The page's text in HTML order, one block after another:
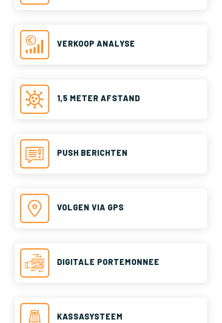
VERKOOP ANALYSE
1,5 METER AFSTAND
PUSH BERICHTEN
VOLGEN VIA GPS
DIGITALE PORTEMONNEE
KASSASYSTEEM